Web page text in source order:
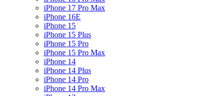
iPhone 17 Pro Max
iPhone 16E
iPhone 15
iPhone 15 Plus
iPhone 15 Pro
iPhone 15 Pro Max
iPhone 14
iPhone 14 Plus
iPhone 14 Pro
iPhone 14 Pro Max